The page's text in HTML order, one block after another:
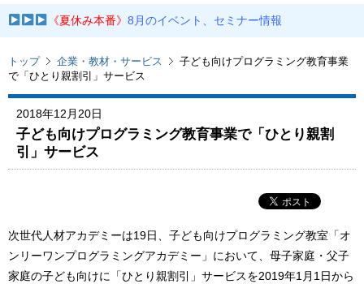
《夏休み本番》8月のイベント、セミナー情報
トップ 企業・教材・サービス
子ども向けプログラミング教育事業
で「ひとり親割引」サービス
2018年12月20日
子ども向けプログラミング教育事業で「ひとり親割
引」サービス
次世代人材アカデミーは19日、子ども向けプログラミング教室「オ
ンリーワンプログラミングアカデミー」において、母子家庭・父子
家庭の子ども向けに「ひとり親割引」サービスを2019年1月1日から